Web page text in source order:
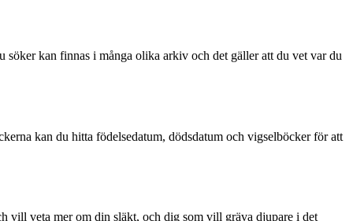
kan finnas i många olika arkiv och det gäller att du vet var du
kan du hitta födelsedatum, dödsdatum och vigselböcker för att
vill veta mer om din släkt, och dig som vill gräva djupare i det